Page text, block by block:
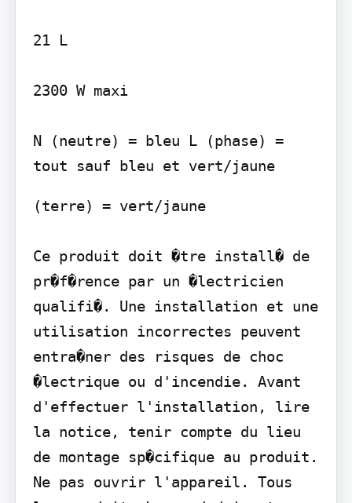
21 L
2300 W maxi
N (neutre) = bleu L (phase) =
tout sauf bleu et vert/jaune
(terre) = vert/jaune
Ce produit doit �tre install� de
pr�f�rence par un �lectricien
qualifi�. Une installation et une
utilisation incorrectes peuvent
entra�ner des risques de choc
�lectrique ou d'incendie. Avant
d'effectuer l'installation, lire
la notice, tenir compte du lieu
de montage sp�cifique au produit.
Ne pas ouvrir l'appareil. Tous